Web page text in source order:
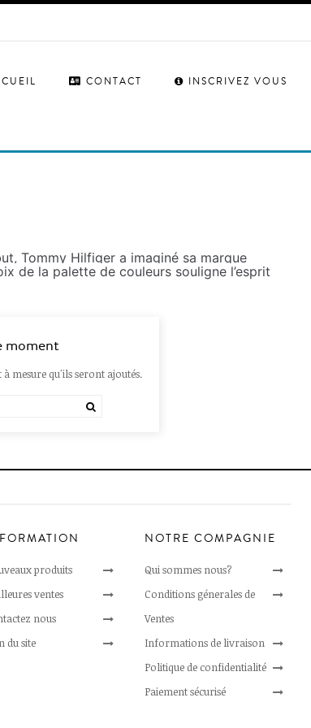
CONTACT INSCRIVEZ VOUS
Tommy Hilfiger a imaginé sa marque
de la palette de couleurs souligne l’esprit
moment
mesure qu'ils seront ajoutés.
produits
ventes
nous
du site
NOTRE COMPAGNIE
Qui sommes nous?
Conditions génerales de
Ventes
Informations de livraison
Politique de confidentialité
Paiement sécurisé